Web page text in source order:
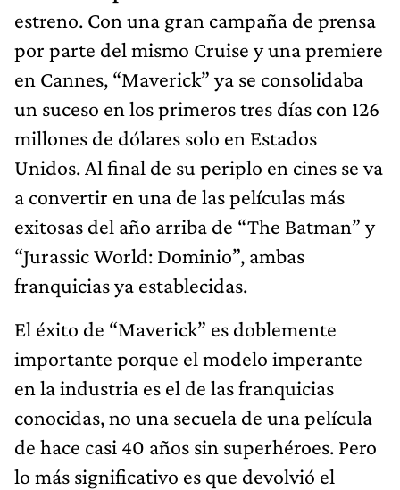
estreno. Con una gran campaña de prensa
por parte del mismo Cruise y una premiere
en Cannes, “Maverick” ya se consolidaba
un suceso en los primeros tres días con 126
millones de dólares solo en Estados
Unidos. Al final de su periplo en cines se va
a convertir en una de las películas más
exitosas del año arriba de “The Batman” y
“Jurassic World: Dominio”, ambas
franquicias ya establecidas.
El éxito de “Maverick” es doblemente
importante porque el modelo imperante
en la industria es el de las franquicias
conocidas, no una secuela de una película
de hace casi 40 años sin superhéroes. Pero
lo más significativo es que devolvió el